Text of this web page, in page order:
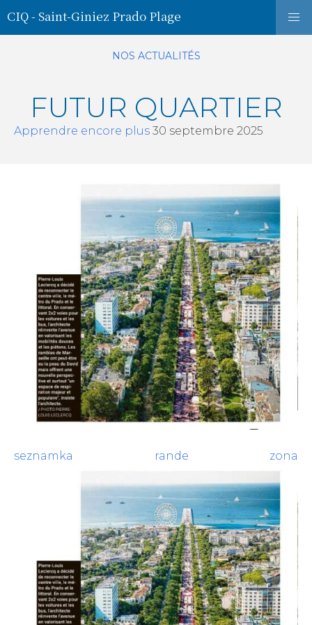
CIQ - Saint-Giniez Prado Plage
NOS ACTUALITÉS
FUTUR QUARTIER
Apprendre encore plus 30 septembre 2025
seznamka rande zona